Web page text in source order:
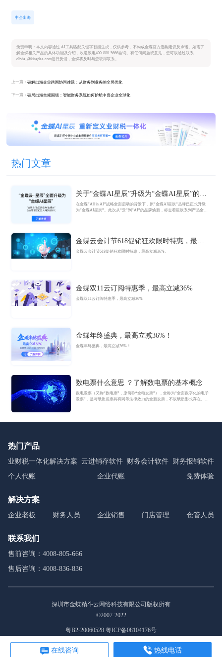
中企出海
免责申明：本文内容通过 AI工具匹配关键字智能生成，仅供参考，不构成金蝶官方选购建议及承诺。如需了
解金蝶相关产品的具体功能及介绍，欢迎致电400-880-5666垂询。有任何问题或意见，您可以通过联系
olivia_@kingdee.com进行反馈，金蝶将及时与您取得联系。
上一篇：破解出海企业跨国协同难题：从财务到业务的全局优化
下一篇：破局出海合规困境：智能财务系统如何护航中资企业全球化
热门文章
关于“金蝶AI星辰”升级为“金蝶AI星辰”的官
方公告
在金蝶“All in AI”战略全面启动的背景下，原“金蝶AI星辰”品牌已正式升级
为“金蝶AI星辰”。此次从“云”到“AI”的品牌焕新，标志着星辰系列产品全面
金蝶云会计节618促销狂欢限时特惠，最高
立减36%
金蝶云会计节618促销狂欢限时特惠，最高立减36%。
金蝶双11云订阅特惠季，最高立减36%
金蝶双11云订阅特惠季，最高立减36%
金蝶年终盛典，最高立减36%！
金蝶年终盛典，最高立减36%！
数电票什么意思 ？了解数电票的基本概念
数电发票（又称“数电票”，原简称“全电发票”），全称为“全面数字化的电子
发票”，是与纸质发票具有同等法律效力的全新发票，不以纸质形式存在、不
热门产品
业财税一体化解决方案 云进销存软件 财务会计软件 财务报销软件
个人代账
企业代账 免费体验
解决方案
企业老板 财务人员 企业销售 门店管理 仓管人员
联系我们
售前咨询：4008-805-666
售后咨询：4008-836-836
深圳市金蝶精斗云网络科技有限公司版权所有
©2007-2022
粤B2-20060528 粤ICP备08104176号
在线咨询 热线电话